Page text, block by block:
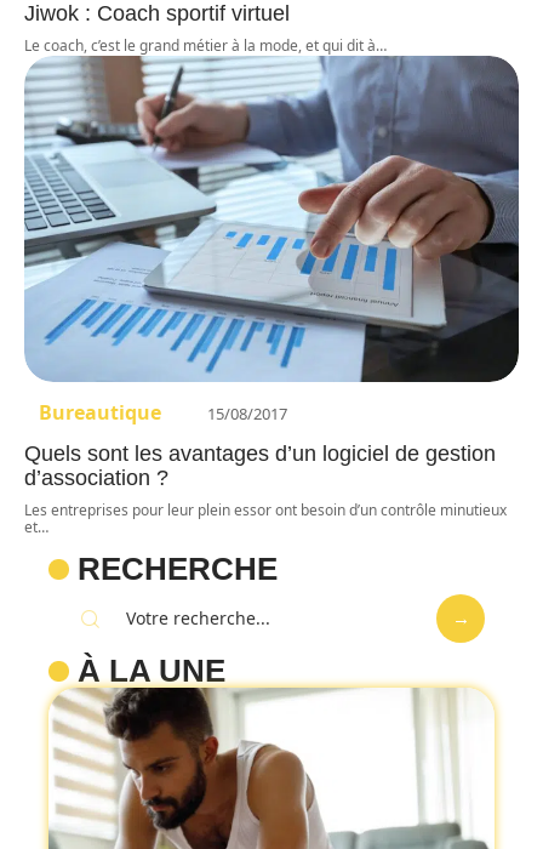
Jiwok : Coach sportif virtuel
Le coach, c’est le grand métier à la mode, et qui dit à…
Bureautique 15/08/2017
Quels sont les avantages d’un logiciel de gestion
d’association ?
Les entreprises pour leur plein essor ont besoin d’un contrôle minutieux
et…
RECHERCHE
À LA UNE